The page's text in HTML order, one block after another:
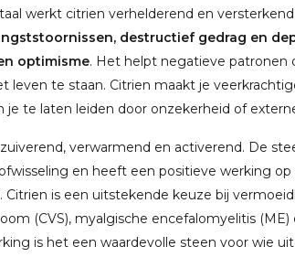
werkt citrien verhelderend en
destructief gedrag en
optimisme. Het helpt negatieve patronen
leven te staan. Citrien maakt je
je te laten leiden door onzekerheid of
verwarmend en activerend. De
en heeft een positieve werking op
Citrien is een uitstekende keuze bij
(CVS), myalgische encefalomyelitis
is het een waardevolle steen voor wie